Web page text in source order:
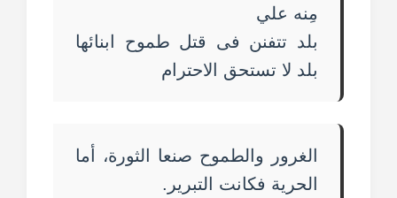
مِنه علي
بلد تتفنن فى قتل طموح ابنائها
بلد لا تستحق الاحترام
الغرور والطموح صنعا الثورة، أما
الحرية فكانت التبرير.